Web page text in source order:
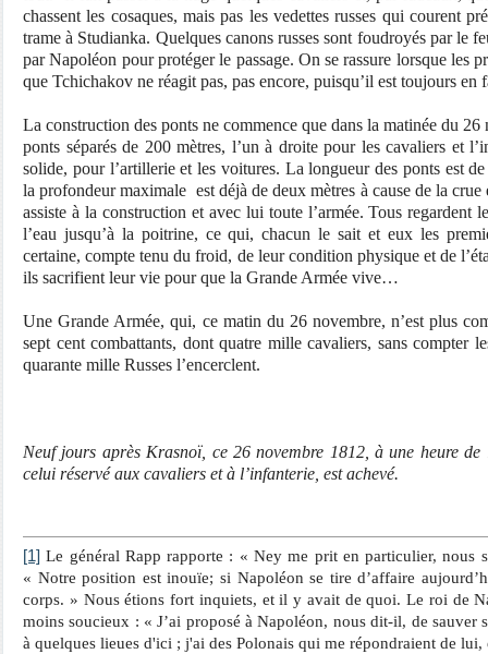
chassent les cosaques, mais pas les vedettes russes qui courent
trame à Studianka. Quelques canons russes sont foudroyés par le
par Napoléon pour protéger le passage. On se rassure lorsque les
que Tchichakov ne réagit pas, pas encore, puisqu’il est toujours en
La construction des ponts ne commence que dans la matinée du
ponts séparés de 200 mètres, l’un à droite pour les cavaliers et
solide, pour l’artillerie et les voitures. La longueur des ponts est
la profondeur maximale est déjà de deux mètres à cause de la
assiste à la construction et avec lui toute l’armée. Tous regardent
l’eau jusqu’à la poitrine, ce qui, chacun le sait et eux les
certaine, compte tenu du froid, de leur condition physique et de
ils sacrifient leur vie pour que la Grande Armée vive…
Une Grande Armée, qui, ce matin du 26 novembre, n’est plus
sept cent combattants, dont quatre mille cavaliers, sans compter
quarante mille Russes l’encerclent.
Neuf jours après Krasnoï, ce 26 novembre 1812, à une heure
celui réservé aux cavaliers et à l’infanterie, est achevé.
[1] Le général Rapp rapporte : « Ney me prit en particulier, nous
« Notre position est inouïe; si Napoléon se tire d’affaire
corps. » Nous étions fort inquiets, et il y avait de quoi. Le roi de
moins soucieux : « J’ai proposé à Napoléon, nous dit-il, de sauver
à quelques lieues d'ici ; j'ai des Polonais qui me répondraient de